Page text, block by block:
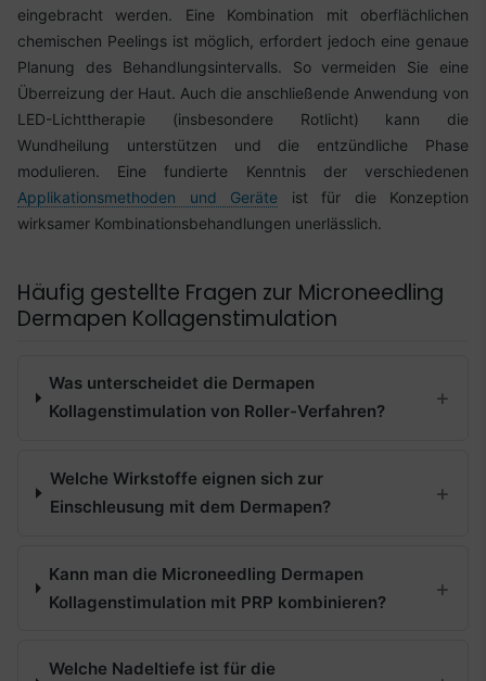
eingebracht werden. Eine Kombination mit oberflächlichen
chemischen Peelings ist möglich, erfordert jedoch eine genaue
Planung des Behandlungsintervalls. So vermeiden Sie eine
Überreizung der Haut. Auch die anschließende Anwendung von
LED-Lichttherapie (insbesondere Rotlicht) kann die
Wundheilung unterstützen und die entzündliche Phase
modulieren. Eine fundierte Kenntnis der verschiedenen
Applikationsmethoden und Geräte ist für die Konzeption
wirksamer Kombinationsbehandlungen unerlässlich.
Häufig gestellte Fragen zur Microneedling
Dermapen Kollagenstimulation
Was unterscheidet die Dermapen
Kollagenstimulation von Roller-Verfahren?
Welche Wirkstoffe eignen sich zur
Einschleusung mit dem Dermapen?
Kann man die Microneedling Dermapen
Kollagenstimulation mit PRP kombinieren?
Welche Nadeltiefe ist für die